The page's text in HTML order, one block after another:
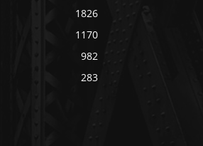
1826
1170
982
283